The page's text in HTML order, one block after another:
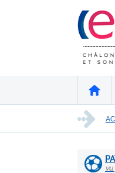
vu